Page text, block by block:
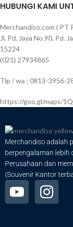
HUBUNGI KAMI
Merchandiso.com ( PT
Jl. Pd. Jaya No.90, Pd.
15224
(021) 27934865
Tlp / wa ; 0813-3956-
https://goo.gl/maps/
Merchandiso adalah
berpengalaman lebih
Perusahaan dan
(Souvenir Kantor